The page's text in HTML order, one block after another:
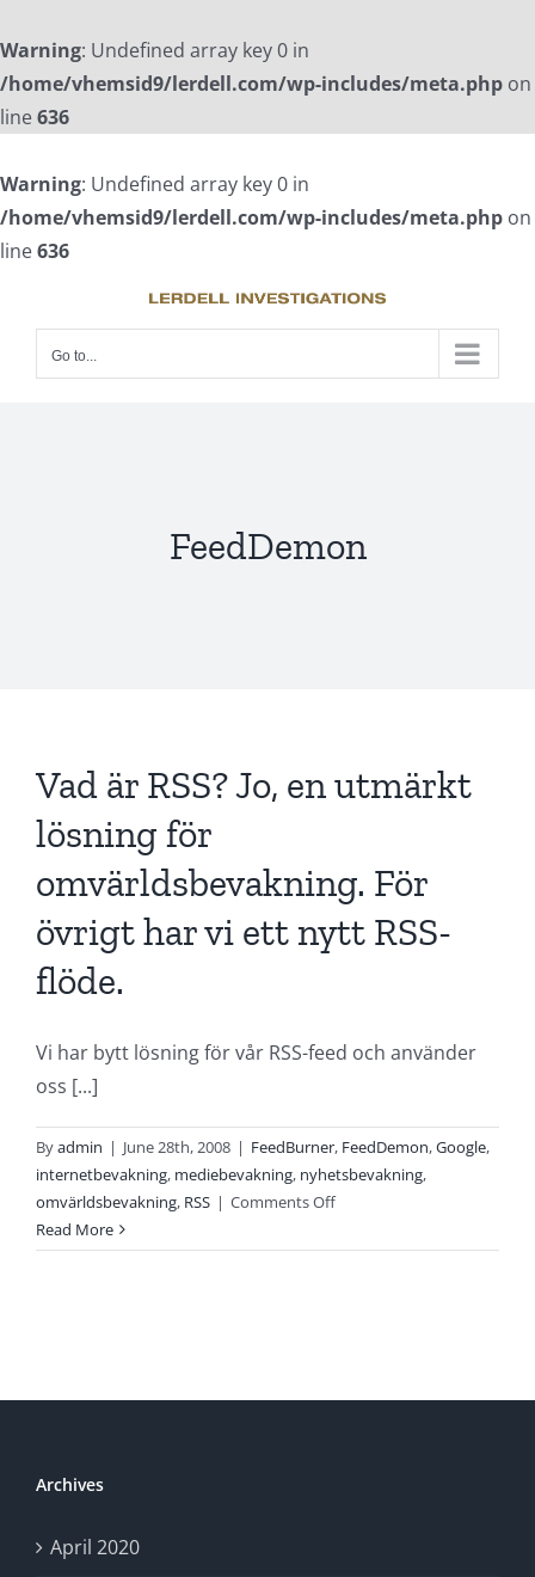
Warning: Undefined array key 0 in
/home/vhemsid9/lerdell.com/wp-includes/meta.php on
line636
to
content
Warning: Undefined array key 0 in
/home/vhemsid9/lerdell.com/wp-includes/meta.php on
line636
Go to...
FeedDemon
Vad är RSS? Jo, en utmärkt
lösning för
omvärldsbevakning. För
övrigt har vi ett nytt RSS-
flöde.
Vi har bytt lösning för vår RSS-feed och använder
oss [...]
Byadmin | June 28th, 2008 | FeedBurner, FeedDemon,Google,
internetbevakning, mediebevakning, nyhetsbevakning,
omvärldsbevakning, RSS | Comments Offon
är
Read More
Archives
April 2020